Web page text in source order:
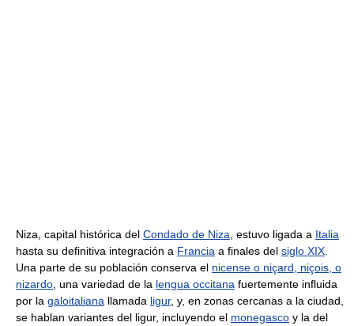
Niza, capital histórica del Condado de Niza , estuvo ligada a Italia
hasta su definitiva integración a Francia a finales del siglo XIX
Una parte de su población conserva el nicense o niçard, niçois, o
nizardo , una variedad de la lengua occitana fuertemente influida
por la galoitaliana llamada ligur, y, en zonas cercanas a la ciudad,
se hablan variantes del ligur, incluyendo el monegasco y la del